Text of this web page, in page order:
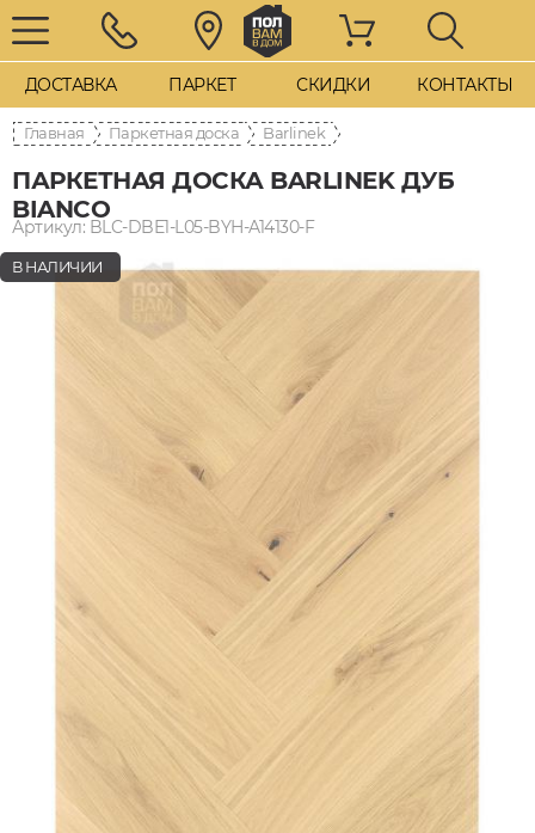
ДОСТАВКА ПАРКЕТ СКИДКИ КОНТАКТЫ
Главная Паркетная доска Barlinek
ПАРКЕТНАЯ ДОСКА BARLINEK ДУБ
BIANCO
Артикул: BLC-DBE1-L05-BYH-A14130-F
В НАЛИЧИИ